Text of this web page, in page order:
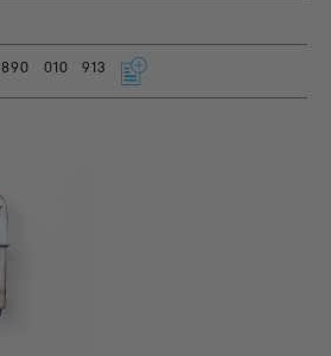
890 010 913